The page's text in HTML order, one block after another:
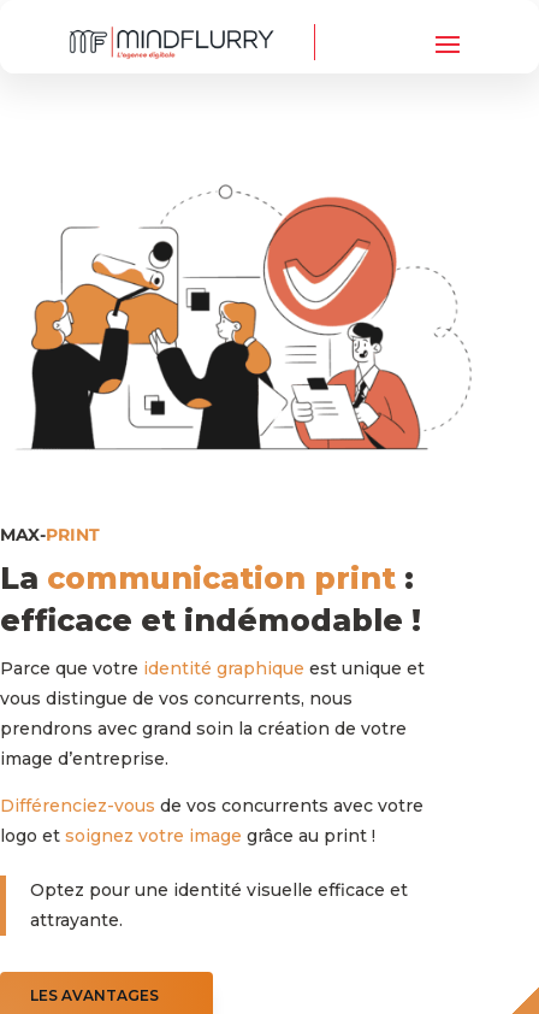
MAX-PRINT
La communication print :
efficace et indémodable !
Parce que votre identité graphique est unique et
vous distingue de vos concurrents, nous
prendrons avec grand soin la création de votre
image d’entreprise.
Différenciez-vous de vos concurrents avec votre
logo et soignez votre image grâce au print !
Optez pour une identité visuelle efficace et
attrayante.
LES AVANTAGES